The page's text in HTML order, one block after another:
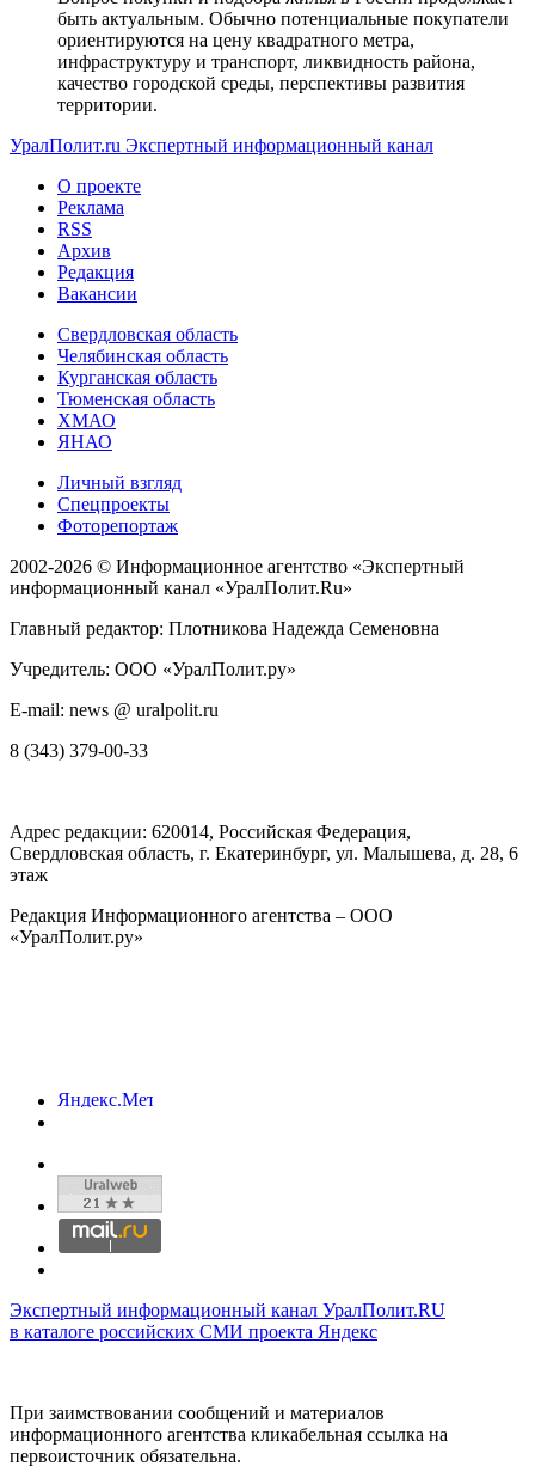
быть актуальным. Обычно потенциальные покупатели
ориентируются на цену квадратного метра,
инфраструктуру и транспорт, ликвидность района,
качество городской среды, перспективы развития
территории.
УралПолит.ru Экспертный информационный канал
О проекте
Реклама
RSS
Архив
Редакция
Вакансии
Свердловская область
Челябинская область
Курганская область
Тюменская область
ХМАО
ЯНАО
Личный взгляд
Спецпроекты
Фоторепортаж
2002-2026 © Информационное агентство «Экспертный
информационный канал «УралПолит.Ru»
Главный редактор: Плотникова Надежда Семеновна
Учредитель: ООО «УралПолит.ру»
E-mail: news @ uralpolit.ru
8 (343) 379-00-33
Адрес редакции: 620014, Российская Федерация,
Свердловская область, г. Екатеринбург, ул. Малышева, д. 28, 6
этаж
Редакция Информационного агентства – ООО
«УралПолит.ру»
Экспертный информационный канал УралПолит.RU
в каталоге российских СМИ проекта Яндекс
При заимствовании сообщений и материалов
информационного агентства кликабельная ссылка на
первоисточник обязательна.